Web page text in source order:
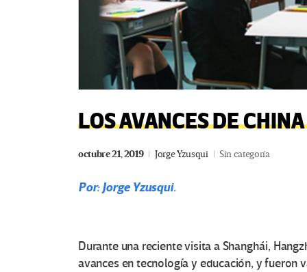
LOS AVANCES DE
octubre 21, 2019 Jorge Yzusqui Sin categoría
Por: Jorge Yzusqui.
Durante una reciente visita a Shanghái,
avances en tecnología y educación, y fueron